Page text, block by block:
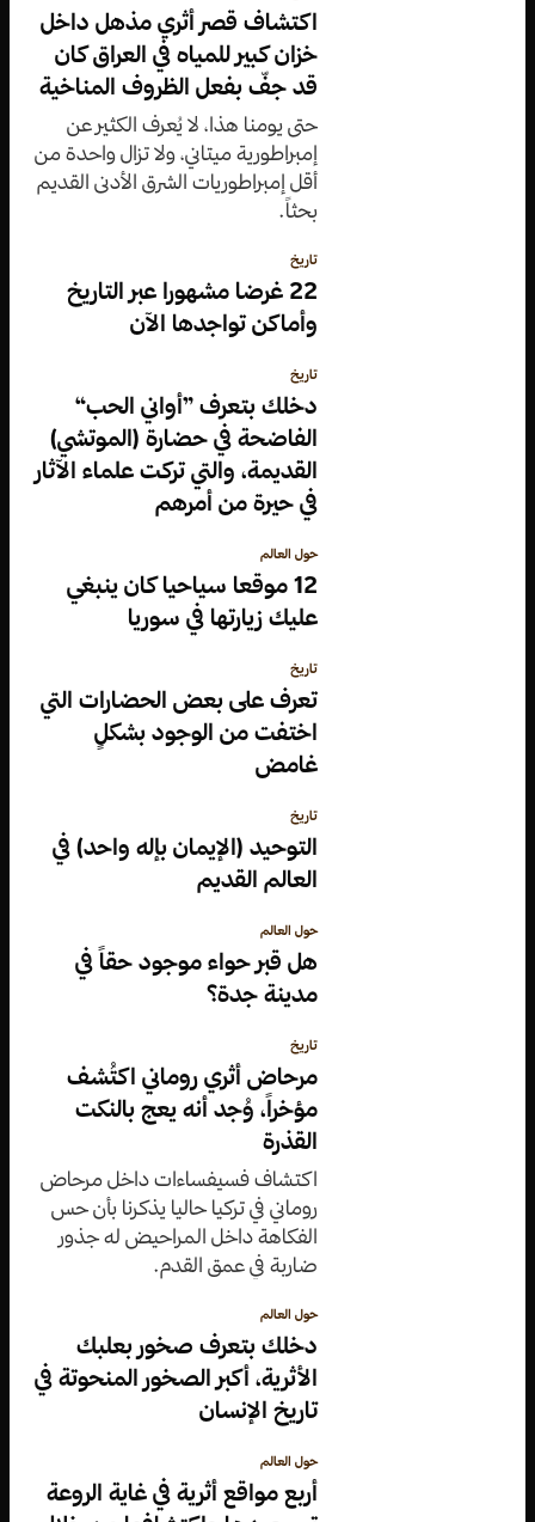
اكتشاف قصر أثري مذهل داخل
خزان كبير للمياه في العراق كان
قد جفّ بفعل الظروف المناخية
حتى يومنا هذا، لا يُعرف الكثير عن
إمبراطورية ميتاني، ولا تزال واحدة من
أقل إمبراطوريات الشرق الأدنى القديم
بحثاً.
تاريخ
22 غرضا مشهورا عبر التاريخ
وأماكن تواجدها الآن
تاريخ
دخلك بتعرف ”أواني الحب“
الفاضحة في حضارة (الموتشي)
القديمة، والتي تركت علماء الآثار
في حيرة من أمرهم
حول العالم
12 موقعا سياحيا كان ينبغي
عليك زيارتها في سوريا
تاريخ
تعرف على بعض الحضارات التي
اختفت من الوجود بشكلٍ
غامض
تاريخ
التوحيد (الإيمان بإله واحد) في
العالم القديم
حول العالم
هل قبر حواء موجود حقاً في
مدينة جدة؟
تاريخ
مرحاض أثري روماني اكتُشف
مؤخراً، وُجد أنه يعج بالنكت
القذرة
اكتشاف فسيفساءات داخل مرحاض
روماني في تركيا حاليا يذكرنا بأن حس
الفكاهة داخل المراحيض له جذور
ضاربة في عمق القدم.
حول العالم
دخلك بتعرف صخور بعلبك
الأثرية، أكبر الصخور المنحوتة في
تاريخ الإنسان
حول العالم
أربع مواقع أثرية في غاية الروعة